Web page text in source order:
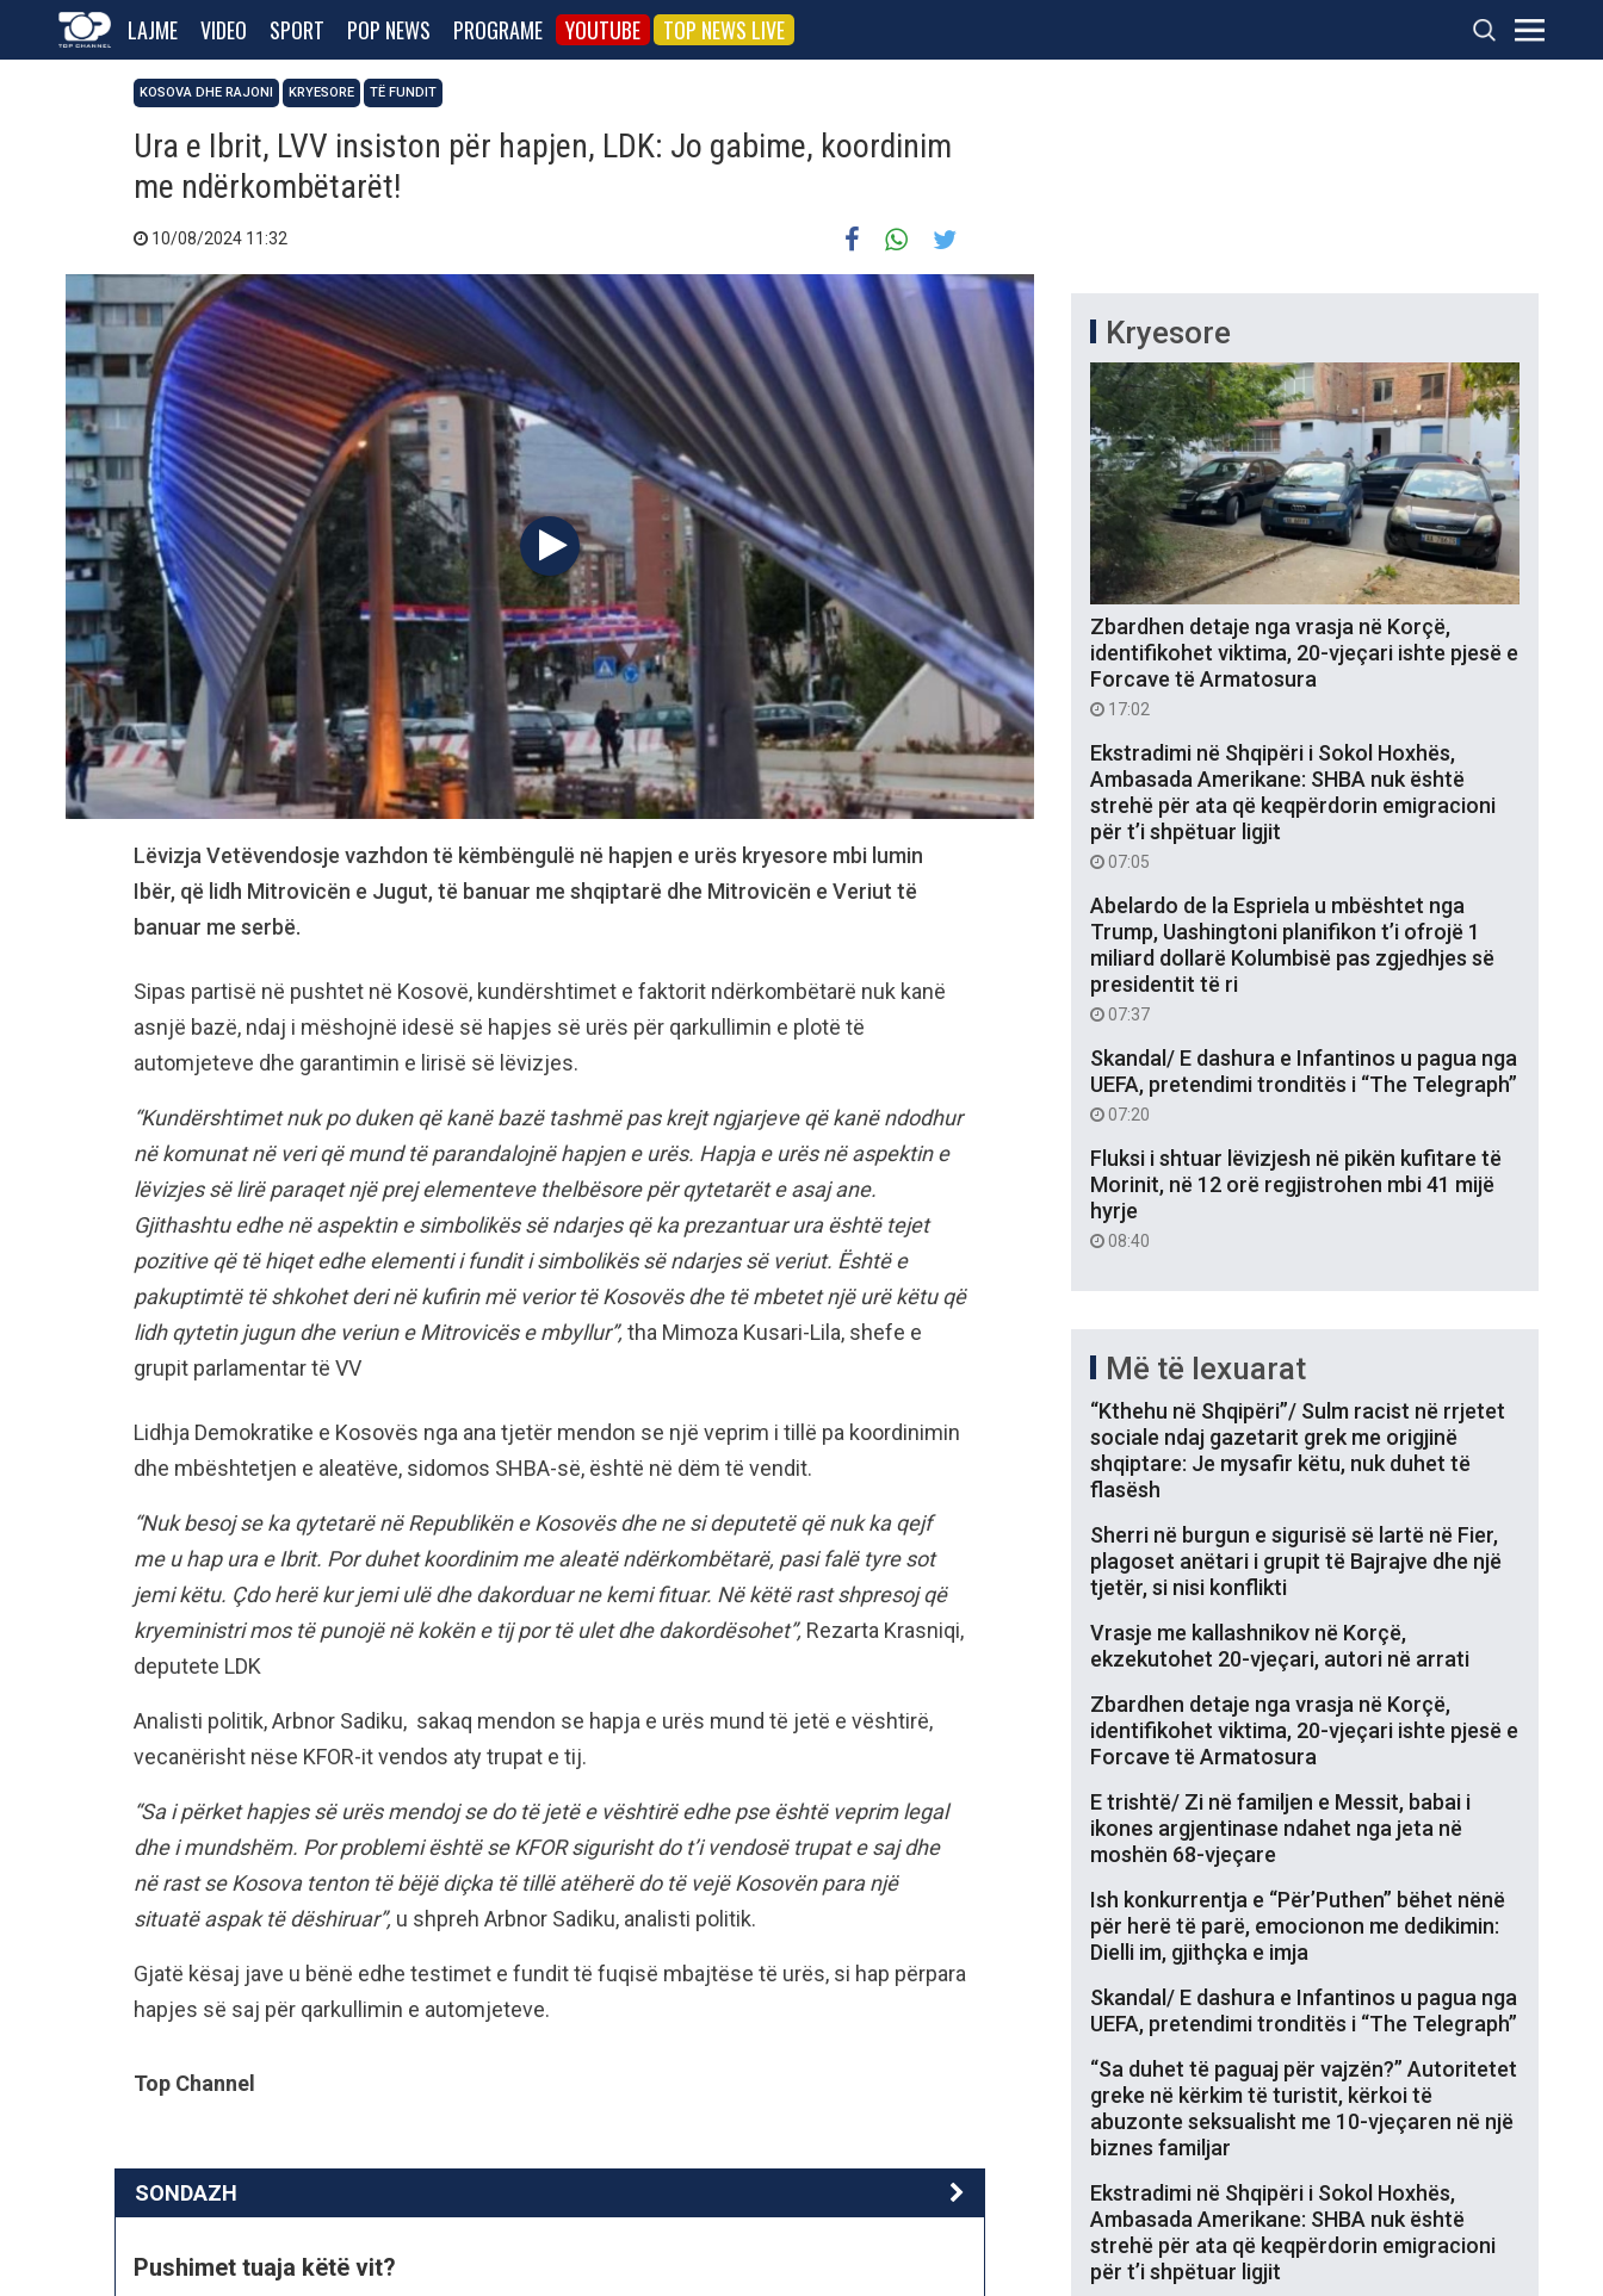
LAJME VIDEO SPORT POP NEWS PROGRAME YOUTUBE TOP NEWS LIVE
KOSOVA DHE RAJONI KRYESORE TË FUNDIT
Ura e Ibrit, LVV insiston për hapjen, LDK: Jo gabime, koordinim
me ndërkombëtarët!
10/08/2024 11:32
Lëvizja Vetëvendosje vazhdon të këmbëngulë në hapjen e urës kryesore mbi lumin
Ibër, që lidh Mitrovicën e Jugut, të banuar me shqiptarë dhe Mitrovicën e Veriut të
banuar me serbë.
Sipas partisë në pushtet në Kosovë, kundërshtimet e faktorit ndërkombëtarë nuk kanë
asnjë bazë, ndaj i mëshojnë idesë së hapjes së urës për qarkullimin e plotë të
automjeteve dhe garantimin e lirisë së lëvizjes.
“Kundërshtimet nuk po duken që kanë bazë tashmë pas krejt ngjarjeve që kanë ndodhur
në komunat në veri që mund të parandalojnë hapjen e urës. Hapja e urës në aspektin e
lëvizjes së lirë paraqet një prej elementeve thelbësore për qytetarët e asaj ane.
Gjithashtu edhe në aspektin e simbolikës së ndarjes që ka prezantuar ura është tejet
pozitive që të hiqet edhe elementi i fundit i simbolikës së ndarjes së veriut. Është e
pakuptimtë të shkohet deri në kufirin më verior të Kosovës dhe të mbetet një urë këtu që
lidh qytetin jugun dhe veriun e Mitrovicës e mbyllur”, tha Mimoza Kusari-Lila, shefe e
grupit parlamentar të VV
Lidhja Demokratike e Kosovës nga ana tjetër mendon se një veprim i tillë pa koordinimin
dhe mbështetjen e aleatëve, sidomos SHBA-së, është në dëm të vendit.
“Nuk besoj se ka qytetarë në Republikën e Kosovës dhe ne si deputetë që nuk ka qejf
me u hap ura e Ibrit. Por duhet koordinim me aleatë ndërkombëtarë, pasi falë tyre sot
jemi këtu. Çdo herë kur jemi ulë dhe dakorduar ne kemi fituar. Në këtë rast shpresoj që
kryeministri mos të punojë në kokën e tij por të ulet dhe dakordësohet”, Rezarta Krasniqi,
deputete LDK
Analisti politik, Arbnor Sadiku, sakaq mendon se hapja e urës mund të jetë e vështirë,
vecanërisht nëse KFOR-it vendos aty trupat e tij.
“Sa i përket hapjes së urës mendoj se do të jetë e vështirë edhe pse është veprim legal
dhe i mundshëm. Por problemi është se KFOR sigurisht do t’i vendosë trupat e saj dhe
në rast se Kosova tenton të bëjë diçka të tillë atëherë do të vejë Kosovën para një
situatë aspak të dëshiruar”, u shpreh Arbnor Sadiku, analisti politik.
Gjatë kësaj jave u bënë edhe testimet e fundit të fuqisë mbajtëse të urës, si hap përpara
hapjes së saj për qarkullimin e automjeteve.
Top Channel
SONDAZH
Pushimet tuaja këtë vit?
Kryesore
Zbardhen detaje nga vrasja në Korçë,
identifikohet viktima, 20-vjeçari ishte pjesë e
Forcave të Armatosura
17:02
Ekstradimi në Shqipëri i Sokol Hoxhës,
Ambasada Amerikane: SHBA nuk është
strehë për ata që keqpërdorin emigracioni
për t’i shpëtuar ligjit
07:05
Abelardo de la Espriela u mbështet nga
Trump, Uashingtoni planifikon t’i ofrojë 1
miliard dollarë Kolumbisë pas zgjedhjes së
presidentit të ri
07:37
Skandal/ E dashura e Infantinos u pagua nga
UEFA, pretendimi tronditës i “The Telegraph”
07:20
Fluksi i shtuar lëvizjesh në pikën kufitare të
Morinit, në 12 orë regjistrohen mbi 41 mijë
hyrje
08:40
Më të lexuarat
“Kthehu në Shqipëri”/ Sulm racist në rrjetet
sociale ndaj gazetarit grek me origjinë
shqiptare: Je mysafir këtu, nuk duhet të
flasësh
Sherri në burgun e sigurisë së lartë në Fier,
plagoset anëtari i grupit të Bajrajve dhe një
tjetër, si nisi konflikti
Vrasje me kallashnikov në Korçë,
ekzekutohet 20-vjeçari, autori në arrati
Zbardhen detaje nga vrasja në Korçë,
identifikohet viktima, 20-vjeçari ishte pjesë e
Forcave të Armatosura
E trishtë/ Zi në familjen e Messit, babai i
ikones argjentinase ndahet nga jeta në
moshën 68-vjeçare
Ish konkurrentja e “Për’Puthen” bëhet nënë
për herë të parë, emocionon me dedikimin:
Dielli im, gjithçka e imja
Skandal/ E dashura e Infantinos u pagua nga
UEFA, pretendimi tronditës i “The Telegraph”
“Sa duhet të paguaj për vajzën?” Autoritetet
greke në kërkim të turistit, kërkoi të
abuzonte seksualisht me 10-vjeçaren në një
biznes familjar
Ekstradimi në Shqipëri i Sokol Hoxhës,
Ambasada Amerikane: SHBA nuk është
strehë për ata që keqpërdorin emigracioni
për t’i shpëtuar ligjit